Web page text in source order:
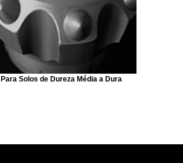
Para Solos de Dureza Média a Dura